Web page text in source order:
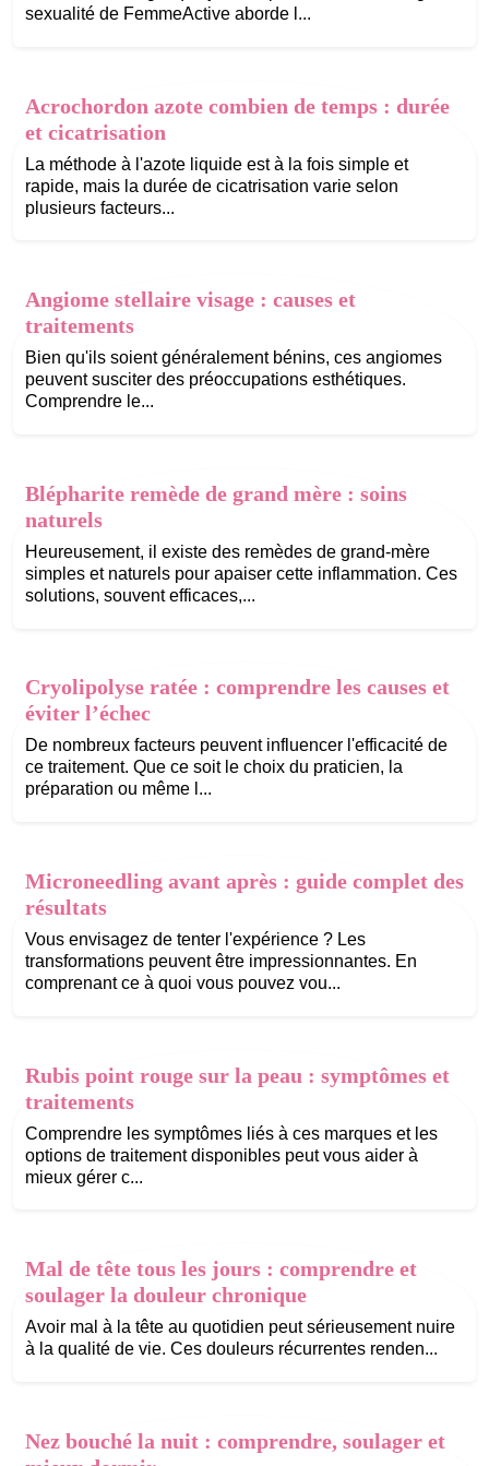
sexualité de FemmeActive aborde l...
Acrochordon azote combien de temps : durée
et cicatrisation
La méthode à l'azote liquide est à la fois simple et
rapide, mais la durée de cicatrisation varie selon
plusieurs facteurs...
Angiome stellaire visage : causes et
traitements
Bien qu'ils soient généralement bénins, ces angiomes
peuvent susciter des préoccupations esthétiques.
Comprendre le...
Blépharite remède de grand mère : soins
naturels
Heureusement, il existe des remèdes de grand-mère
simples et naturels pour apaiser cette inflammation. Ces
solutions, souvent efficaces,...
Cryolipolyse ratée : comprendre les causes et
éviter l’échec
De nombreux facteurs peuvent influencer l'efficacité de
ce traitement. Que ce soit le choix du praticien, la
préparation ou même l...
Microneedling avant après : guide complet des
résultats
Vous envisagez de tenter l'expérience ? Les
transformations peuvent être impressionnantes. En
comprenant ce à quoi vous pouvez vou...
Rubis point rouge sur la peau : symptômes et
traitements
Comprendre les symptômes liés à ces marques et les
options de traitement disponibles peut vous aider à
mieux gérer c...
Mal de tête tous les jours : comprendre et
soulager la douleur chronique
Avoir mal à la tête au quotidien peut sérieusement nuire
à la qualité de vie. Ces douleurs récurrentes renden...
Nez bouché la nuit : comprendre, soulager et